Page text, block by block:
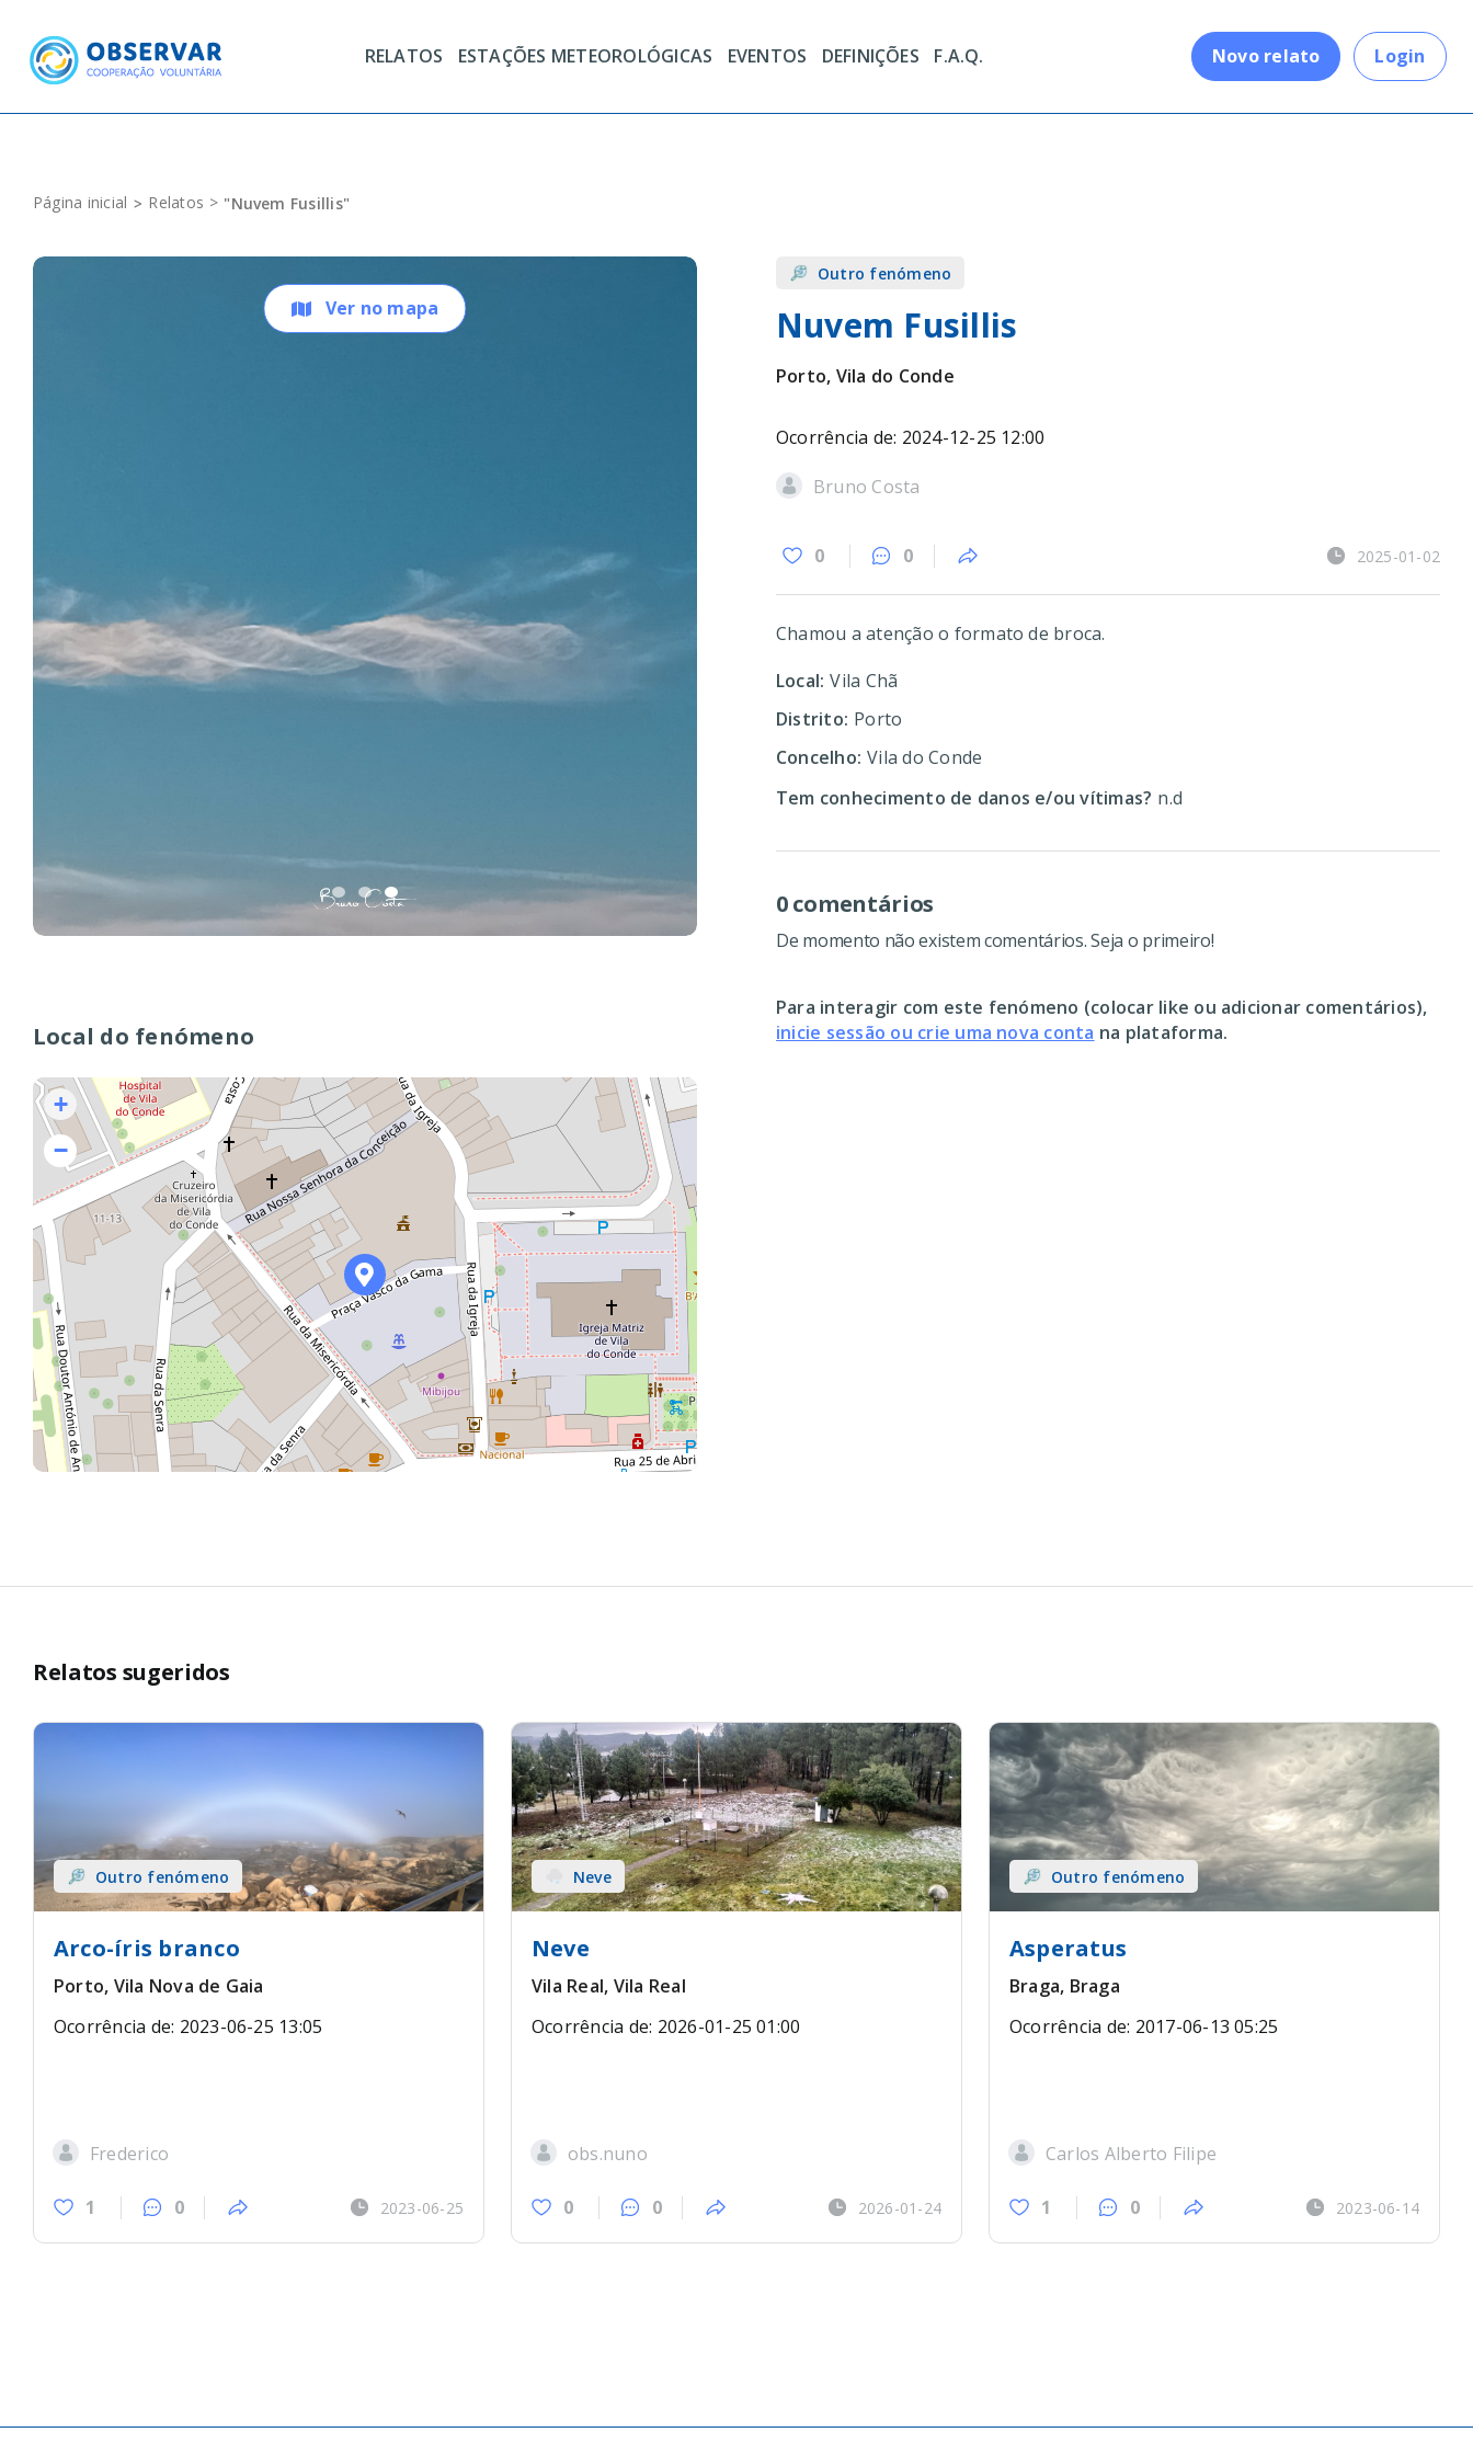
content
RELATOS ESTAÇÕES METEOROLÓGICAS EVENTOS DEFINIÇÕES F.A.Q. Novo relato Login
Página inicial Relatos "Nuvem Fusillis"
Ver no mapa
Local do fenómeno
+
−
Outro fenómeno
Nuvem Fusillis
Porto, Vila do Conde
Ocorrência de: 2024-12-25 12:00
Bruno Costa
0 0 2025-01-02
Chamou a atenção o formato de broca.
Local: Vila Chã
Distrito: Porto
Concelho: Vila do Conde
Tem conhecimento de danos e/ou vítimas? n.d
0 comentários
De momento não existem comentários. Seja o primeiro!
Para interagir com este fenómeno (colocar like ou adicionar comentários),
inicie sessão ou crie uma nova conta na plataforma.
Relatos sugeridos
Outro fenómeno
Arco-íris branco
Porto, Vila Nova de Gaia
Ocorrência de: 2023-06-25 13:05
Frederico
1 0 2023-06-25
Neve
Neve
Vila Real, Vila Real
Ocorrência de: 2026-01-25 01:00
obs.nuno
0 0 2026-01-24
Outro fenómeno
Asperatus
Braga, Braga
Ocorrência de: 2017-06-13 05:25
Carlos Alberto Filipe
1 0 2023-06-14